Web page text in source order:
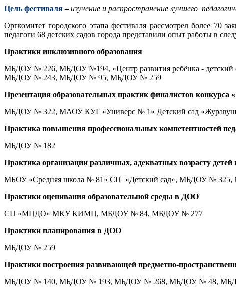
Цель фестиваля – изучение и распространение лучшего
Оргкомитет городского этапа фестиваля рассмотрел более 70
педагоги 68 детских садов города представили опыт работы в
Практики инклюзивного образования
МБДОУ № 226, МБДОУ №194, «Центр развития ребёнка -
МБДОУ № 243, МБДОУ № 95, МБДОУ № 259
Презентация образовательных практик финалистов конкурса
МБДОУ № 322, МАОУ КУГ «Универс № 1» Детский сад
Практика повышения профессиональных компетентностей
МБДОУ № 182
Практика организации различных, адекватных возрасту
МБОУ «Средняя школа № 81» СП «Детский сад», МБДОУ №
Практики оценивания образовательной среды в ДОО
СП «МЦДО» МКУ КИМЦ, МБДОУ № 84, МБДОУ № 277
Практики планирования в ДОО
МБДОУ № 259
Практики построения развивающей предметно-
МБДОУ № 140, МБДОУ № 193, МБДОУ № 268, МБДОУ № 48,